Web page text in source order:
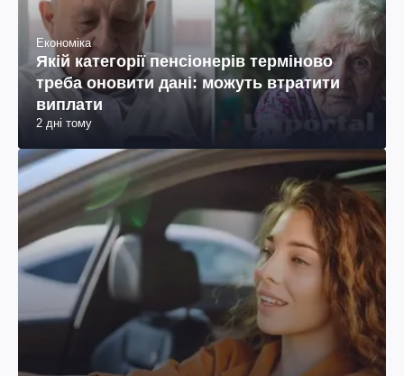
Економіка
Якій категорії пенсіонерів терміново
треба оновити дані: можуть втратити
виплати
2 дні тому